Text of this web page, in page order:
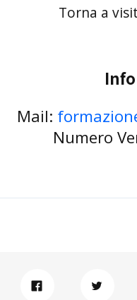
Torna a
Mail:
Numero